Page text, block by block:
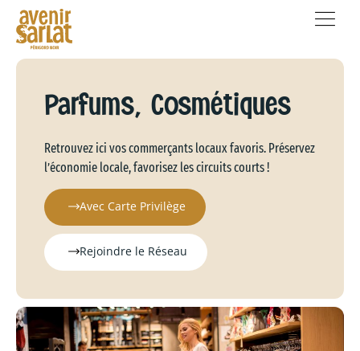
Parfums, Cosmétiques
Retrouvez ici vos commerçants locaux favoris. Préservez
l’économie locale, favorisez les circuits courts !
Avec Carte Privilège
Rejoindre le Réseau